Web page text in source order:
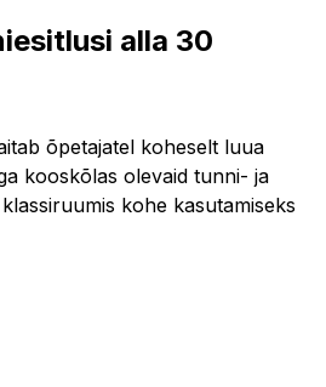
alla 30
õpetajatel koheselt luua
kooskõlas olevaid tunni- ja
kohe kasutamiseks